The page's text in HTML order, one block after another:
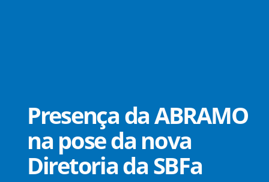
Presença da ABRAMO
na pose da nova
Diretoria da SBFa